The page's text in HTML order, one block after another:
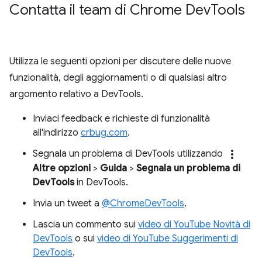
Contatta il team di Chrome DevTools
Utilizza le seguenti opzioni per discutere delle nuove
funzionalità, degli aggiornamenti o di qualsiasi altro
argomento relativo a DevTools.
Inviaci feedback e richieste di funzionalità
all'indirizzo crbug.com.
Segnala un problema di DevTools utilizzando
more_vert
Altre opzioni > Guida > Segnala un problema di
DevToolsin DevTools.
Invia un tweet a @ChromeDevTools.
Lascia un commento sui video di YouTube Novità di
DevTools o sui video di YouTube Suggerimenti di
DevTools.